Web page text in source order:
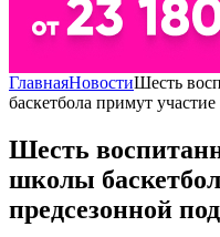
ГлавнаяНовостиШесть
баскетбола примут
Шесть
школы
предсезонной